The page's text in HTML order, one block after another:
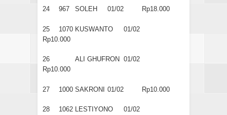
24 967 SOLEH 01/02 Rp18.000
25 1070 KUSWANTO
01/02
Rp10.000
26 ALI GHUFRON 01/02
Rp10.000
27 1000 SAKRONI 01/02 Rp10.000
28 1062 LESTIYONO
01/02